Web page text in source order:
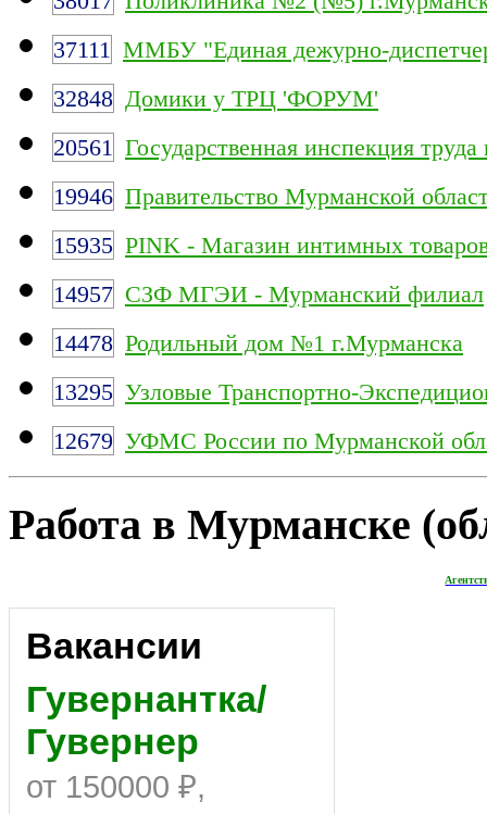
37111 ММБУ "Единая дежурно-
32848 Домики у ТРЦ 'ФОРУМ'
20561 Государственная инспекция
19946 Правительство Мурманской
15935 PINK - Магазин интимных
14957 СЗФ МГЭИ - Мурманский филиал
14478 Родильный дом №1 г.Мурманска
13295 Узловые Транспортно-
12679 УФМС России по Мурманской
Работа в Мурманске
Вакансии
Гувернантка/
Гувернер
от 150000 ₽,